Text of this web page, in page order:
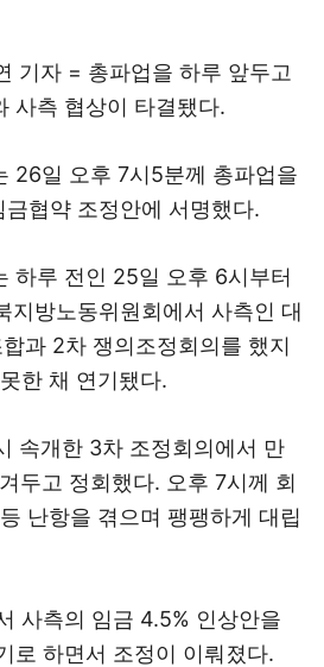
기자 = 총파업을 하루 앞두고
사측 협상이 타결됐다.
26일 오후 7시5분께 총파업을
협약 조정안에 서명했다.
하루 전인 25일 오후 6시부터
지방노동위원회에서 사측인 대
과 2차 쟁의조정회의를 했지
한 채 연기됐다.
속개한 3차 조정회의에서 만
두고 정회했다. 오후 7시께 회
난항을 겪으며 팽팽하게 대립
사측의 임금 4.5% 인상안을
로 하면서 조정이 이뤄졌다.